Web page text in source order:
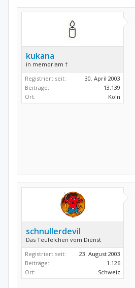
kukana
in memoriam †
Registriert seit:
30. April 2003
Beiträge:
13.139
Ort:
Köln
schnullerdevil
Das Teufelchen vom Dienst
Registriert seit:
23. August 2003
Beiträge:
1.126
Ort:
Schweiz